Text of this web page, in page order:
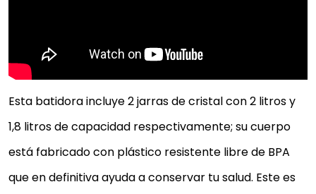
Comprar YA
Esta batidora incluye 2 jarras de cristal con 2 litros y
1,8 litros de capacidad respectivamente; su cuerpo
está fabricado con plástico resistente libre de BPA
que en definitiva ayuda a conservar tu salud. Este es